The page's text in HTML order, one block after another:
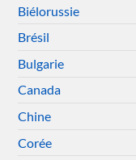
Biélorussie
Brésil
Bulgarie
Canada
Chine
Corée